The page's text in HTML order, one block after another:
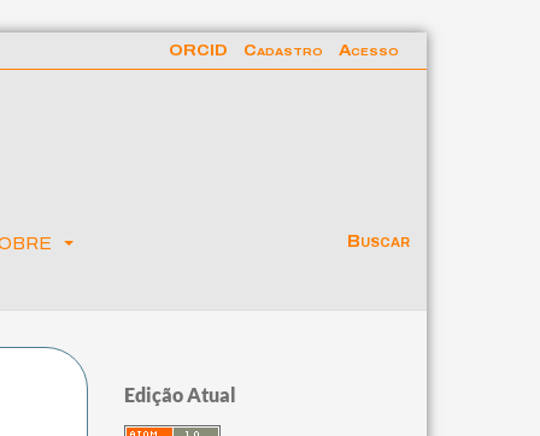
Buscar
ORCID Cadastro Acesso
Edição Atual